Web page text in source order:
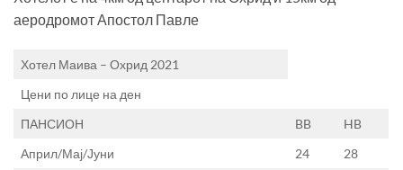
аеродромот Апостол Павле
Хотел Маива – Охрид 2021
Цени по лице на ден
ПАНСИОН
BB
HB
Април/Мај/Јуни
24
28